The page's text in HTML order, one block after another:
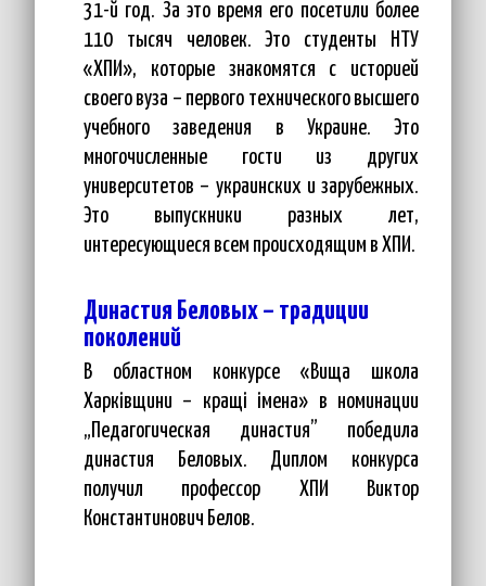
31-й год. За это время его посетили более
110 тысяч человек. Это студенты НТУ
«ХПИ», которые знакомятся с историей
своего вуза – первого технического высшего
учебного заведения в Украине. Это
многочисленные гости из других
университетов – украинских и зарубежных.
Это выпускники разных лет,
интересующиеся всем происходящим в ХПИ.
Династия Беловых – традиции
поколений
В областном конкурсе «Вища школа
Харківщини – кращі імена» в номинации
„Педагогическая династия” победила
династия Беловых. Диплом конкурса
получил профессор ХПИ Виктор
Константинович Белов.